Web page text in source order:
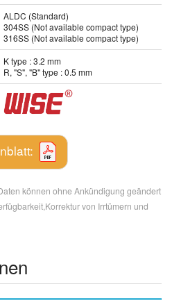
ALDC (Standard)
304SS (Not available compact type)
316SS (Not available compact type)
K type : 3.2 mm
R, "S", "B" type : 0.5 mm
können ohne Ankündigung geändert
von Irrtümern und